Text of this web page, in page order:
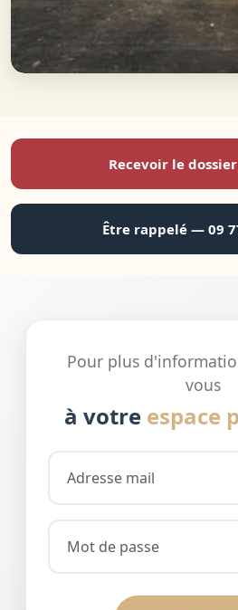
Recevoir le
Être rappelé — 09
Pour plus
vous
à votre espace